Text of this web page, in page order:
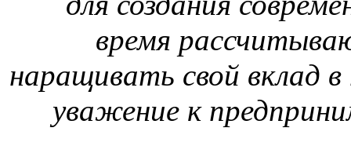
время
наращивать свой вклад
уважение к